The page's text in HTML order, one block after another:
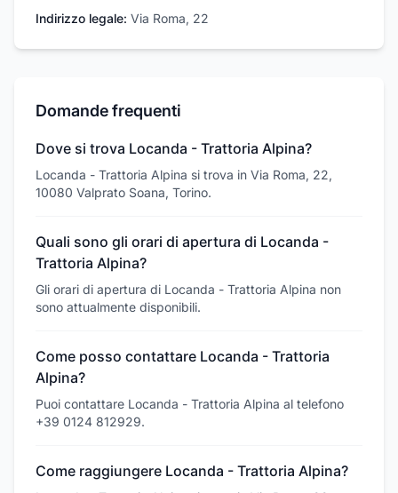
Indirizzo legale: Via Roma, 22
Domande frequenti
Dove si trova Locanda - Trattoria Alpina?
Locanda - Trattoria Alpina si trova in Via Roma, 22,
10080 Valprato Soana, Torino.
Quali sono gli orari di apertura di Locanda -
Trattoria Alpina?
Gli orari di apertura di Locanda - Trattoria Alpina non
sono attualmente disponibili.
Come posso contattare Locanda - Trattoria
Alpina?
Puoi contattare Locanda - Trattoria Alpina al telefono
+39 0124 812929.
Come raggiungere Locanda - Trattoria Alpina?